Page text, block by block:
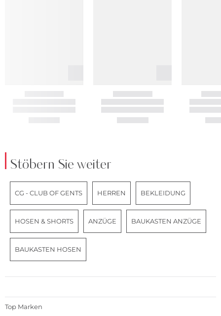
Stöbern Sie weiter
CG - CLUB OF GENTS HERREN BEKLEIDUNG
HOSEN & SHORTS ANZÜGE BAUKASTEN ANZÜGE
BAUKASTEN HOSEN
Top Marken